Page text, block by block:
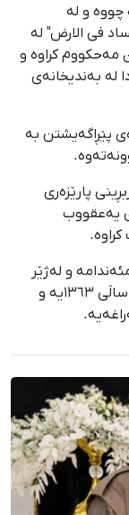
چووە و لە
" افساد فی ‌الارض" لە
مەحکووم کراوە و
حوکمە لە ڕێکەوتی ١٧ی سەرماوەزی ١٤٠٤دا لە بەندیخانەی
پێڕاگەیشتن بە
پارێزەری
یەعقووب
و لەژێر
چاوەدێریی بێهزیستیدایە؛ ناوبراو لەدایکبووی ساڵی ١٣٦٣یە و